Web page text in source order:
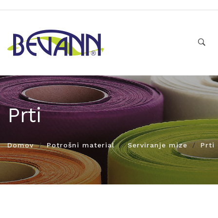
Prti
Domov Potrošni material Serviranje mize Prti